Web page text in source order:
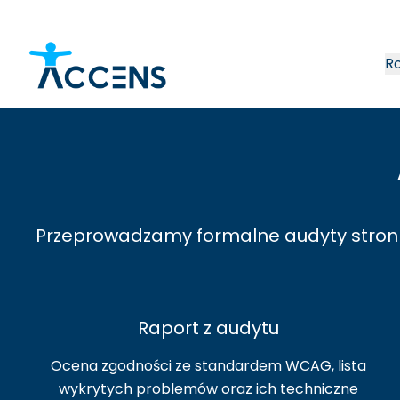
Przeprowadzamy formalne audyty stron
Raport z audytu
Ocena zgodności ze standardem WCAG, lista
wykrytych problemów oraz ich techniczne